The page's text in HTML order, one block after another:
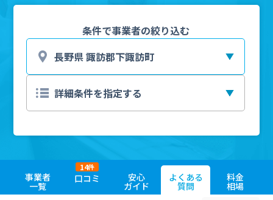
条件で事業者の絞り込む
事業者
一覧
口コミ
14件
安心
ガイド
よくある
質問
料金
相場